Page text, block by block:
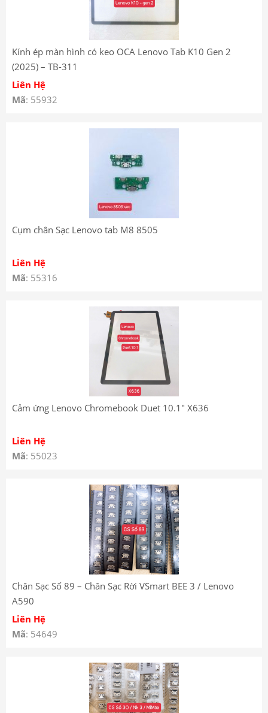
Kính ép màn hình có keo OCA Lenovo Tab K10 Gen 2
(2025) – TB-311
Liên Hệ
Mã: 55932
Cụm chân Sạc Lenovo tab M8 8505
Liên Hệ
Mã: 55316
Cảm ứng Lenovo Chromebook Duet 10.1″ X636
Liên Hệ
Mã: 55023
Chân Sạc Số 89 – Chân Sạc Rời VSmart BEE 3 / Lenovo
A590
Liên Hệ
Mã: 54649